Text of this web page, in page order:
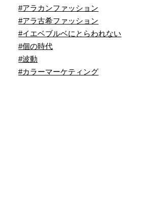
#アラカンファッション
#アラ古希ファッション
#イエベブルベにとらわれない
#個の時代
#波動
#カラーマーケティング